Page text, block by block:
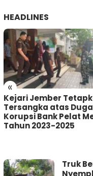
HEADLINES
«
Kejari Jember
Tersangka atas
Korupsi Bank Pelat
Tahun 2023-2025
JURNAL
BANGSA
Truk